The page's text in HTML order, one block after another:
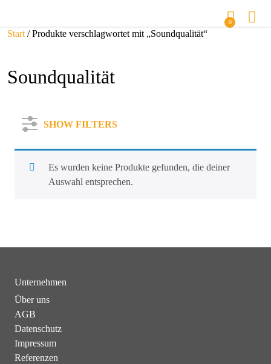
0
Start / Produkte verschlagwortet mit „Soundqualität“
Soundqualität
SHOW FILTERS
Es wurden keine Produkte gefunden, die deiner
Auswahl entsprechen.
Unternehmen
Über uns
AGB
Datenschutz
Impressum
Referenzen